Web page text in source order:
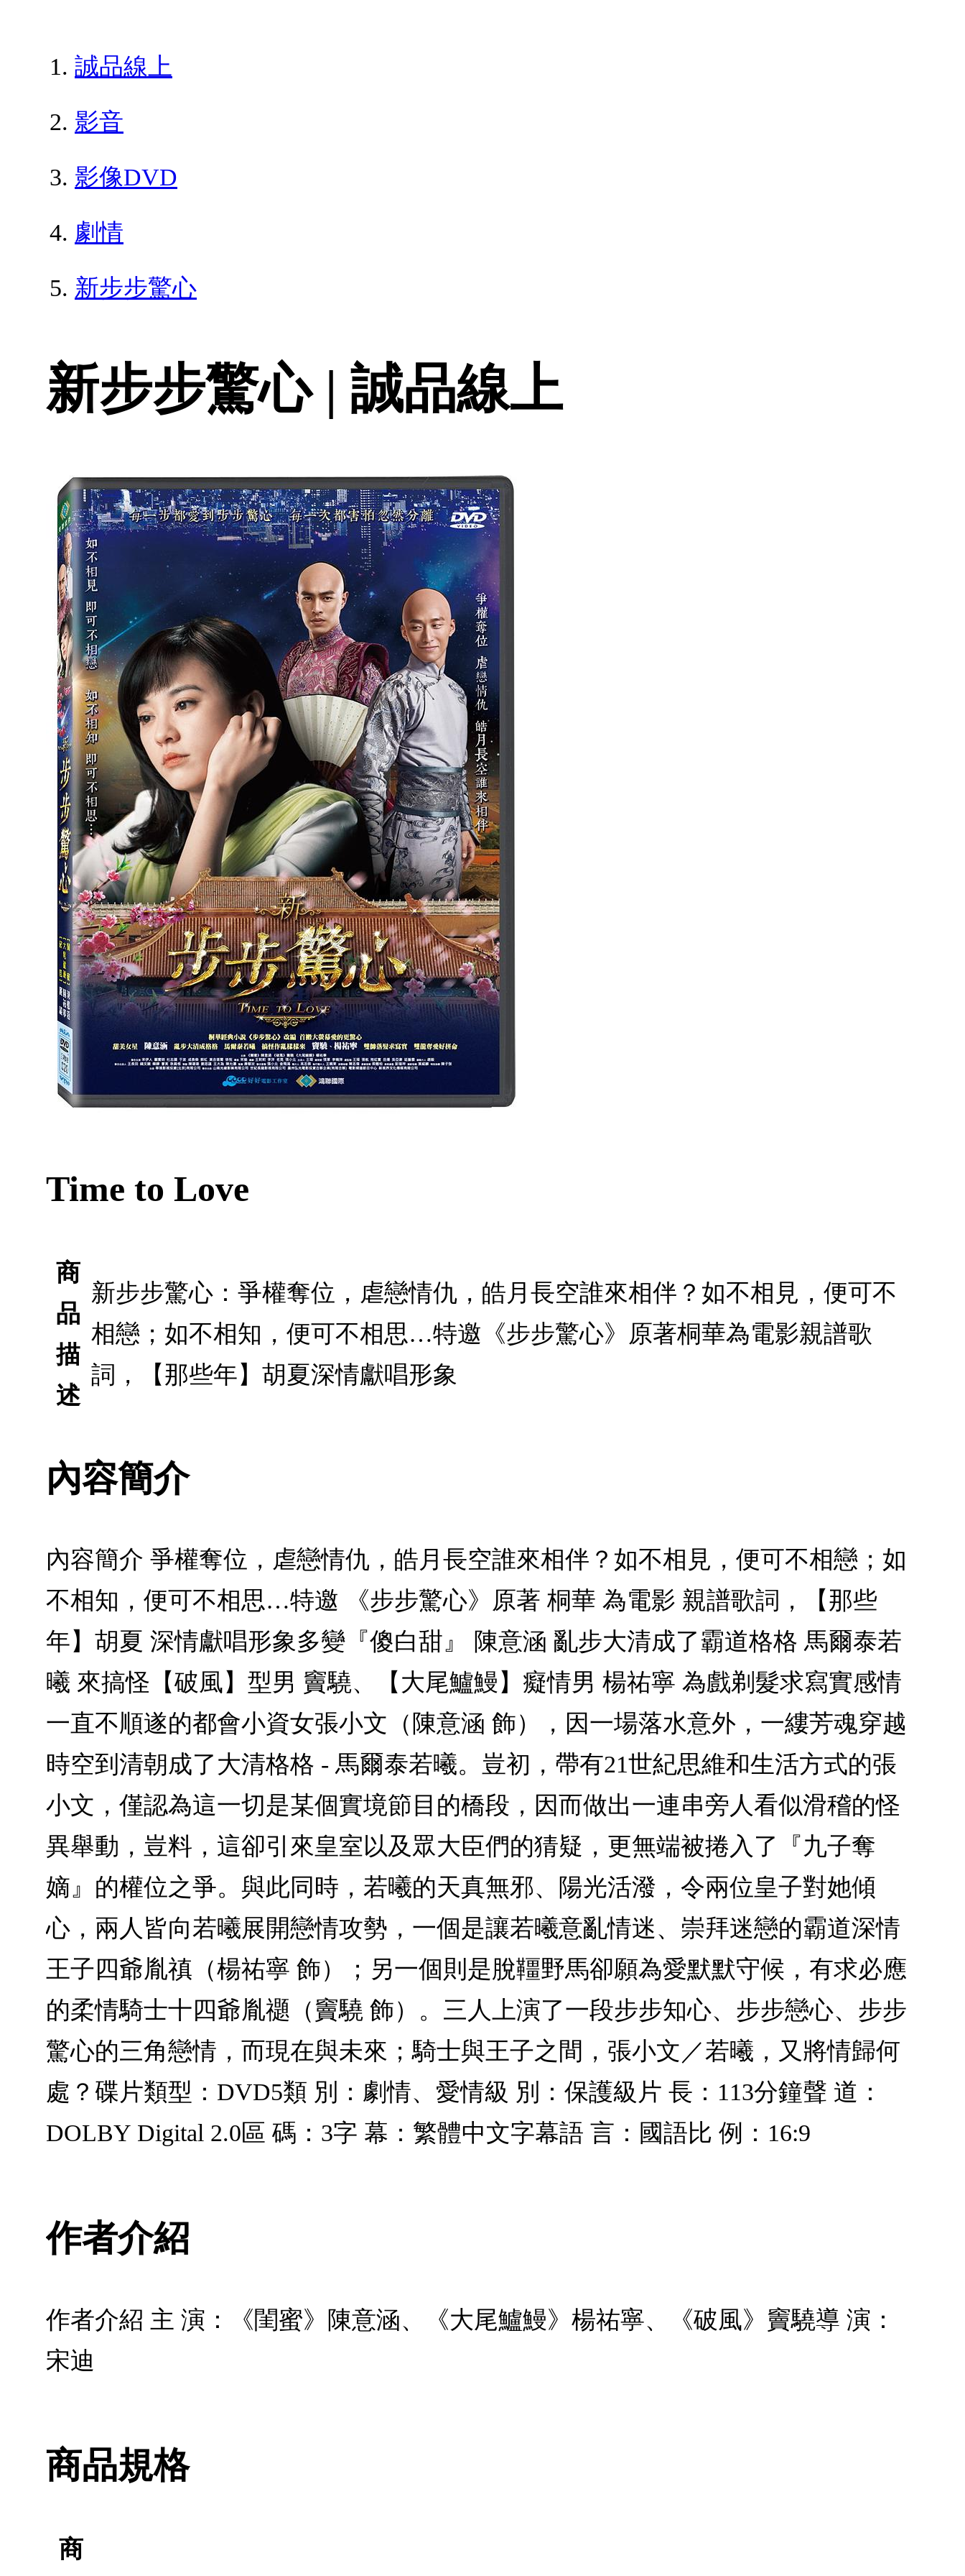
誠品線上
影音
影像DVD
劇情
新步步驚心
新步步驚心 | 誠品線上
Time to Love
商
品
描
述
新步步驚心：爭權奪位，虐戀情仇，皓月長空誰來相伴？如不相見，便可不
相戀；如不相知，便可不相思…特邀《步步驚心》原著桐華為電影親譜歌
詞，【那些年】胡夏深情獻唱形象
內容簡介
內容簡介 爭權奪位，虐戀情仇，皓月長空誰來相伴？如不相見，便可不相戀；如
不相知，便可不相思…特邀 《步步驚心》原著 桐華 為電影 親譜歌詞，【那些
年】胡夏 深情獻唱形象多變『傻白甜』 陳意涵 亂步大清成了霸道格格 馬爾泰若
曦 來搞怪【破風】型男 竇驍、【大尾鱸鰻】癡情男 楊祐寧 為戲剃髮求寫實感情
一直不順遂的都會小資女張小文（陳意涵 飾），因一場落水意外，一縷芳魂穿越
時空到清朝成了大清格格 - 馬爾泰若曦。豈初，帶有21世紀思維和生活方式的張
小文，僅認為這一切是某個實境節目的橋段，因而做出一連串旁人看似滑稽的怪
異舉動，豈料，這卻引來皇室以及眾大臣們的猜疑，更無端被捲入了『九子奪
嫡』的權位之爭。與此同時，若曦的天真無邪、陽光活潑，令兩位皇子對她傾
心，兩人皆向若曦展開戀情攻勢，一個是讓若曦意亂情迷、崇拜迷戀的霸道深情
王子四爺胤禛（楊祐寧 飾）；另一個則是脫韁野馬卻願為愛默默守候，有求必應
的柔情騎士十四爺胤禵（竇驍 飾）。三人上演了一段步步知心、步步戀心、步步
驚心的三角戀情，而現在與未來；騎士與王子之間，張小文／若曦，又將情歸何
處？碟片類型：DVD5類 別：劇情、愛情級 別：保護級片 長：113分鐘聲 道：
DOLBY Digital 2.0區 碼：3字 幕：繁體中文字幕語 言：國語比 例：16:9
作者介紹
作者介紹 主 演：《閨蜜》陳意涵、《大尾鱸鰻》楊祐寧、《破風》竇驍導 演：
宋迪
商品規格
商